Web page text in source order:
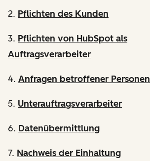
2. Pflichten des Kunden
3. Pflichten von HubSpot als
Auftragsverarbeiter
4. Anfragen betroffener Personen
5. Unterauftragsverarbeiter
6. Datenübermittlung
7. Nachweis der Einhaltung